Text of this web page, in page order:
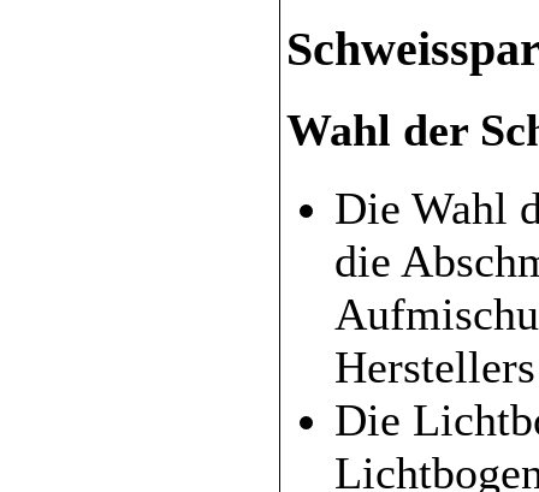
Wahl der
Die Wahl
die
Herstellers
Die